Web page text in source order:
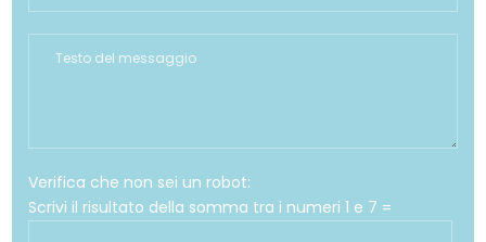
Verifica che non sei un robot:
Scrivi il risultato della somma tra i numeri 1 e 7 =